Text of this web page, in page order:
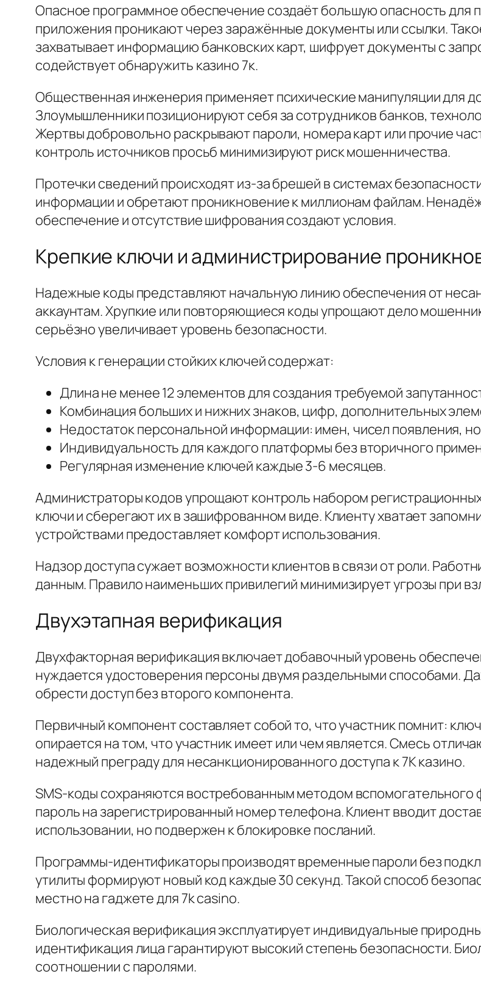
Опасное программное обеспечение создаёт большую опасность для
приложения проникают через заражённые документы или ссылки.
захватывает информацию банковских карт, шифрует документы с
содействует обнаружить казино 7к.
Общественная инженерия применяет психические манипуляции для
Злоумышленники позиционируют себя за сотрудников банков,
Жертвы добровольно раскрывают пароли, номера карт или прочие
контроль источников просьб минимизируют риск мошенничества.
Протечки сведений происходят из-за брешей в системах
информации и обретают проникновение к миллионам файлам.
обеспечение и отсутствие шифрования создают условия.
Крепкие ключи и администрирование
Надежные коды представляют начальную линию обеспечения от
аккаунтам. Хрупкие или повторяющиеся коды упрощают дело
серьёзно увеличивает уровень безопасности.
Условия к генерации стойких ключей содержат:
Длина не менее 12 элементов для создания требуемой
Комбинация больших и нижних знаков, цифр, дополнительных
Недостаток персональной информации: имен, чисел появления,
Индивидуальность для каждого платформы без вторичного
Регулярная изменение ключей каждые 3-6 месяцев.
Администраторы кодов упрощают контроль набором
ключи и сберегают их в зашифрованном виде. Клиенту хватает
устройствами предоставляет комфорт использования.
Надзор доступа сужает возможности клиентов в связи от роли.
данным. Правило наименьших привилегий минимизирует угрозы при
Двухэтапная верификация
Двухфакторная верификация включает добавочный уровень
нуждается удостоверения персоны двумя раздельными способами.
обрести доступ без второго компонента.
Первичный компонент составляет собой то, что участник помнит:
опирается на том, что участник имеет или чем является. Смесь
надежный преграду для несанкционированного доступа к 7К казино.
SMS-коды сохраняются востребованным методом
пароль на зарегистрированный номер телефона. Клиент вводит
использовании, но подвержен к блокировке посланий.
Программы-идентификаторы производят временные пароли без
утилиты формируют новый код каждые 30 секунд. Такой способ
местно на гаджете для 7k casino.
Биологическая верификация эксплуатирует индивидуальные
идентификация лица гарантируют высокий степень безопасности.
соотношении с паролями.